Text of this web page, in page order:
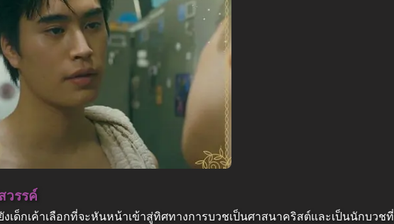
วรรค์
เด็กเค้าเลือกที่จะหันหน้าเข้าสู่ทิศทางการบวชเป็นศาสนาคริสต์และเป็นนักบวชที่